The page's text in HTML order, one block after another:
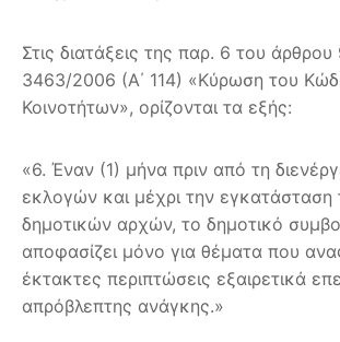
Στις διατάξεις της παρ. 6 του
3463/2006 (Α΄ 114) «Κύρωση του
Κοινοτήτων», ορίζονται τα εξής:
«6. Έναν (1) μήνα πριν από τη
εκλογών και μέχρι την
δημοτικών αρχών, το δημοτικό
αποφασίζει μόνο για θέματα που
έκτακτες περιπτώσεις εξαιρετικά
απρόβλεπτης ανάγκης.»